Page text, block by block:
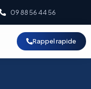
09 88 56 44 56
Rappel rapide